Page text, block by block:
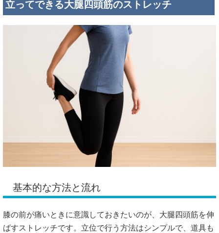
立ってできる大腿四頭筋のストレッチ
基本的な方法と流れ
膝の前が痛いときに意識しておきたいのが、大腿四頭筋を伸
ばすストレッチです。立位で行う方法はシンプルで、道具も